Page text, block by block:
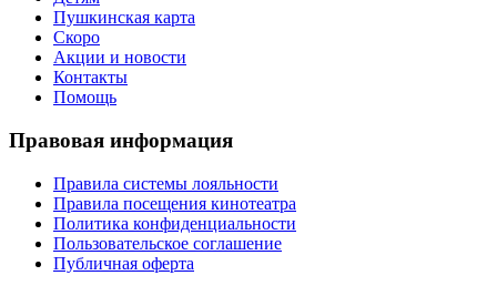
Пушкинская карта
Скоро
Акции и новости
Контакты
Помощь
Правовая информация
Правила системы лояльности
Правила посещения кинотеатра
Политика конфиденциальности
Пользовательское соглашение
Публичная оферта